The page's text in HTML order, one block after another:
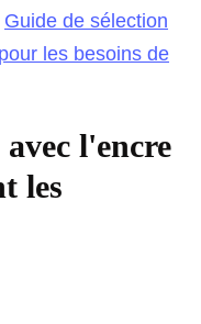
Guide de sélection
les besoins de
l'encre
les